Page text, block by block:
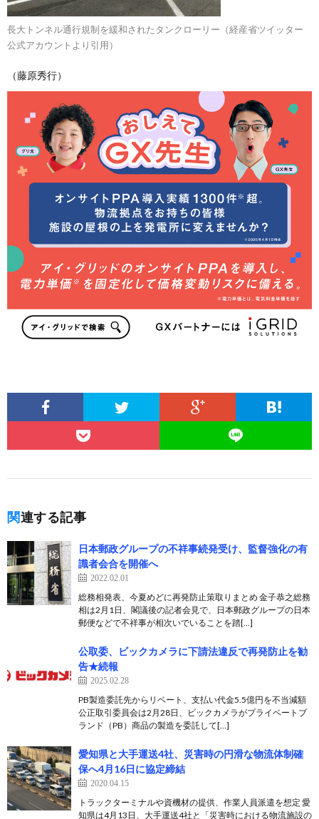
長大トンネル通行規制を緩和されたタンクローリー（経産省ツイッター
公式アカウントより引用）
（藤原秀行）
関連する記事
日本郵政グループの不祥事続発受け、監督強化の有
識者会合を開催へ
2022.02.01
総務相発表、今夏めどに再発防止策取りまとめ 金子恭之総務
相は2月1日、閣議後の記者会見で、日本郵政グループの日本
郵便などで不祥事が相次いでいることを踏[…]
公取委、ビックカメラに下請法違反で再発防止を勧
告★続報
2025.02.28
PB製造委託先からリベート、支払い代金5.5億円を不当減額
公正取引委員会は2月28日、ビックカメラがプライベートブ
ランド（PB）商品の製造を委託して[…]
愛知県と大手運送4社、災害時の円滑な物流体制確
保へ4月16日に協定締結
2020.04.15
トラックターミナルや資機材の提供、作業人員派遣を想定 愛
知県は4月13日、大手運送4社と「災害時における物流施設の